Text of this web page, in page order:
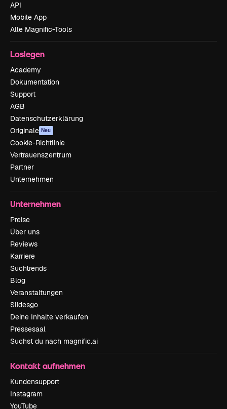
API
Mobile App
Alle Magnific-Tools
Loslegen
Academy
Dokumentation
Support
AGB
Datenschutzerklärung
Originale Neu
Cookie-Richtlinie
Vertrauenszentrum
Partner
Unternehmen
Unternehmen
Preise
Über uns
Reviews
Karriere
Suchtrends
Blog
Veranstaltungen
Slidesgo
Deine Inhalte verkaufen
Pressesaal
Suchst du nach magnific.ai
Kontakt aufnehmen
Kundensupport
Instagram
YouTube